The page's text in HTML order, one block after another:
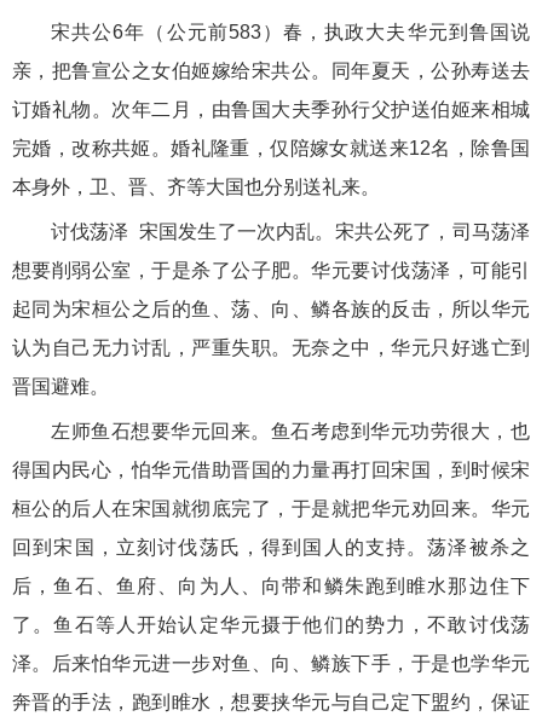
宋共公6年（公元前583）春，执政大夫华元到鲁国说
亲，把鲁宣公之女伯姬嫁给宋共公。同年夏天，公孙寿送去
订婚礼物。次年二月，由鲁国大夫季孙行父护送伯姬来相城
完婚，改称共姬。婚礼隆重，仅陪嫁女就送来12名，除鲁国
本身外，卫、晋、齐等大国也分别送礼来。
讨伐荡泽 宋国发生了一次内乱。宋共公死了，司马荡泽
想要削弱公室，于是杀了公子肥。华元要讨伐荡泽，可能引
起同为宋桓公之后的鱼、荡、向、鳞各族的反击，所以华元
认为自己无力讨乱，严重失职。无奈之中，华元只好逃亡到
晋国避难。
左师鱼石想要华元回来。鱼石考虑到华元功劳很大，也
得国内民心，怕华元借助晋国的力量再打回宋国，到时候宋
桓公的后人在宋国就彻底完了，于是就把华元劝回来。华元
回到宋国，立刻讨伐荡氏，得到国人的支持。荡泽被杀之
后，鱼石、鱼府、向为人、向带和鳞朱跑到睢水那边住下
了。鱼石等人开始认定华元摄于他们的势力，不敢讨伐荡
泽。后来怕华元进一步对鱼、向、鳞族下手，于是也学华元
奔晋的手法，跑到睢水，想要挟华元与自己定下盟约，保证